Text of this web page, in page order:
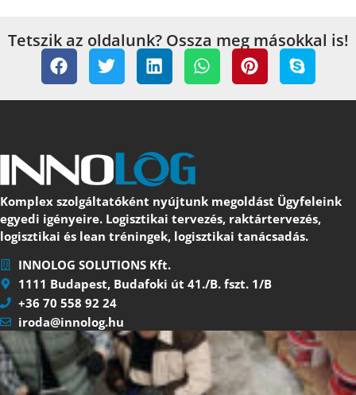
Tetszik az oldalunk? Ossza meg másokkal is!
Komplex szolgáltatóként nyújtunk megoldást Ügyfeleink
egyedi igényeire. Logisztikai tervezés, raktártervezés,
logisztikai és lean tréningek, logisztikai tanácsadás.
INNOLOG SOLUTIONS Kft.
1111 Budapest, Budafoki út 41./B. fszt. 1/B
+36 70 558 92 24
iroda@innolog.hu